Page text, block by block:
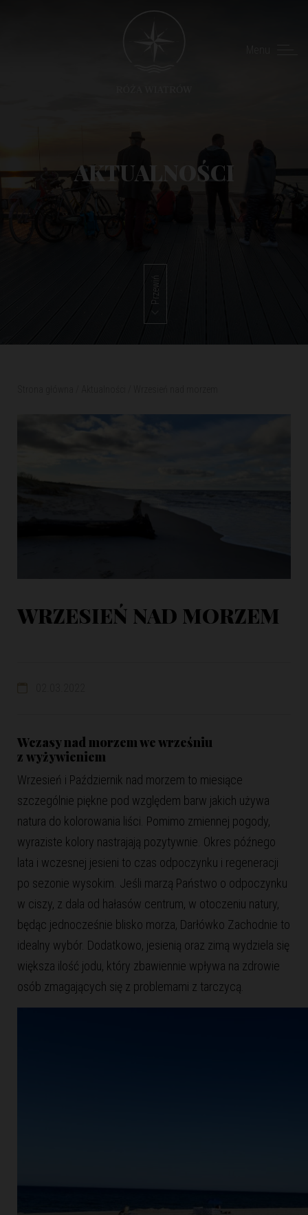
AKTUALNOŚCI
Przewiń
WRZESIEŃ NAD MORZEM
Wczasy nad morzem we wrześniu
z wyżywieniem
Wrzesień i Październik nad morzem to miesiące
szczególnie piękne pod względem barw jakich używa
natura do kolorowania liści. Pomimo zmiennej pogody,
wyraziste kolory nastrajają pozytywnie. Okres późnego
lata i wczesnej jesieni to czas odpoczynku i regeneracji
po sezonie wysokim. Jeśli marzą Państwo o odpoczynku
w ciszy, z dala od hałasów centrum, w otoczeniu natury,
będąc jednocześnie blisko morza, Darłówko Zachodnie to
idealny wybór. Dodatkowo, jesienią oraz zimą wydziela się
większa ilość jodu, który zbawiennie wpływa na zdrowie
osób zmagających się z problemami z tarczycą.